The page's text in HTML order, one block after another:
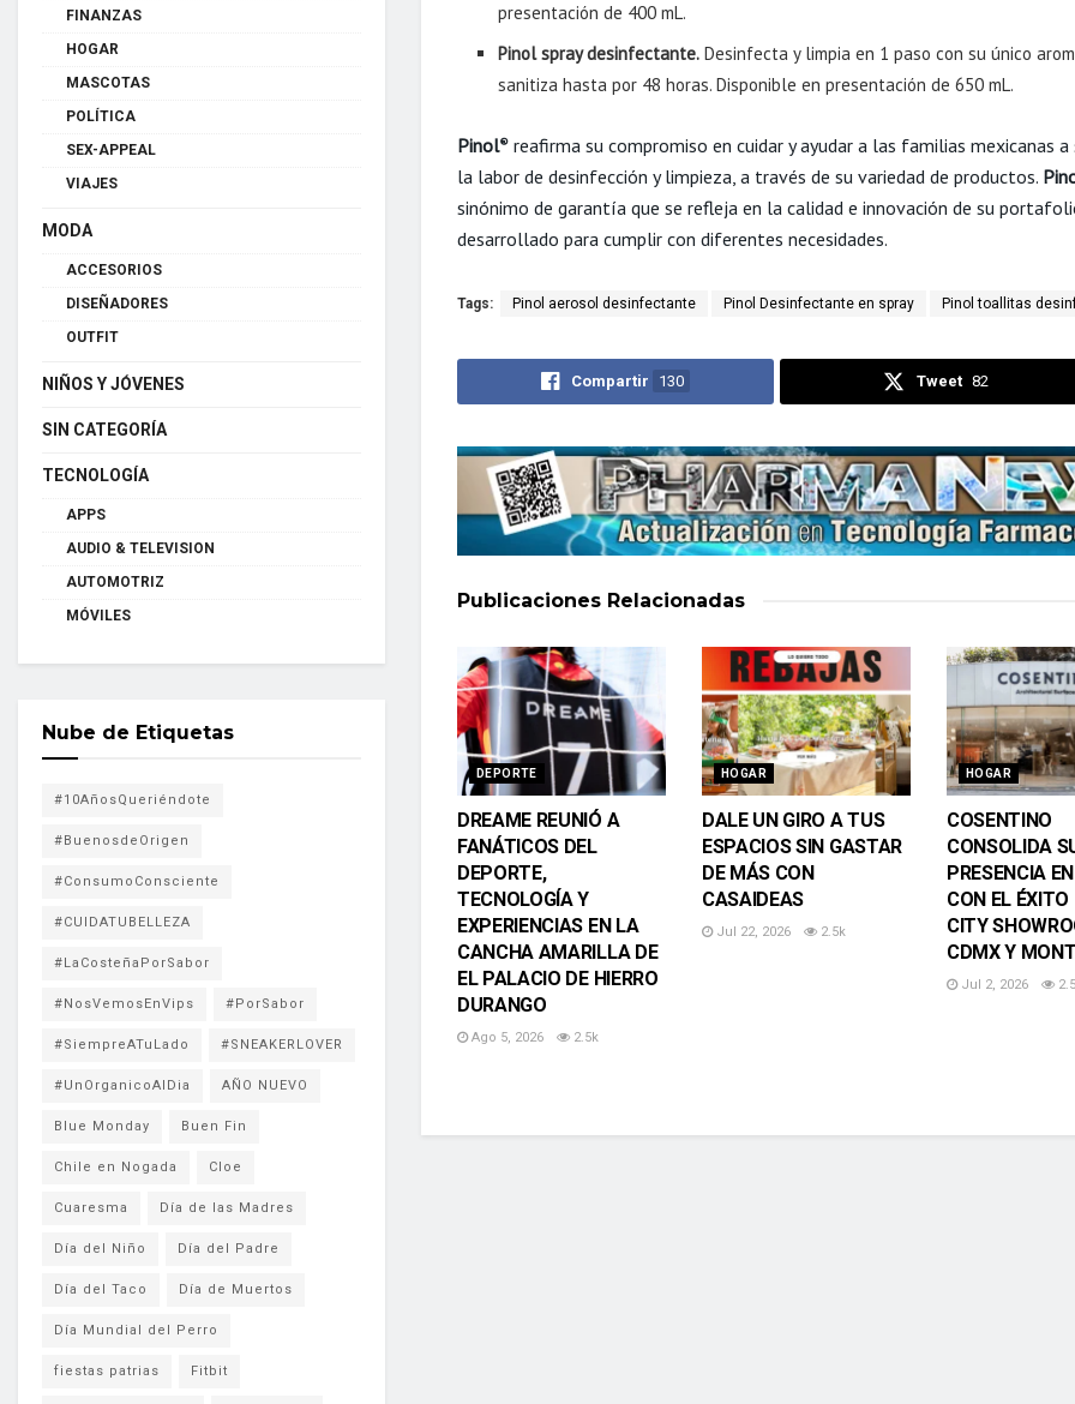
presentación de 400 mL.
Pinol spray desinfectante. Desinfecta y limpia en 1 paso con su único
sanitiza hasta por 48 horas. Disponible en presentación de 650 mL.
Pinol® reafirma su compromiso en cuidar y ayudar a las familias mexicanas
la labor de desinfección y limpieza, a través de su variedad de productos.
sinónimo de garantía que se refleja en la calidad e innovación de su
desarrollado para cumplir con diferentes necesidades.
Tags: Pinol aerosol desinfectante Pinol Desinfectante en spray Pinol toallitas
Compartir 130 Tweet 82
Publicaciones Relacionadas
DEPORTE
DREAME REUNIÓ A
FANÁTICOS DEL
DEPORTE,
TECNOLOGÍA Y
EXPERIENCIAS EN LA
CANCHA AMARILLA DE
EL PALACIO DE HIERRO
DURANGO
Ago 5, 2026 2.5k
HOGAR
DALE UN GIRO A TUS
ESPACIOS SIN GASTAR
DE MÁS CON
CASAIDEAS
Jul 22, 2026 2.5k
HOGAR
COSENTINO
CONSOLIDA
PRESENCIA
CON EL ÉXITO
CITY
CDMX Y
Jul 2, 2026
FINANZAS
HOGAR
MASCOTAS
POLÍTICA
SEX-APPEAL
VIAJES
MODA
ACCESORIOS
DISEÑADORES
OUTFIT
NIÑOS Y JÓVENES
SIN CATEGORÍA
TECNOLOGÍA
APPS
AUDIO & TELEVISION
AUTOMOTRIZ
MÓVILES
Nube de Etiquetas
#10AñosQueriéndote
#BuenosdeOrigen
#ConsumoConsciente
#CUIDATUBELLEZA
#LaCosteñaPorSabor
#NosVemosEnVips #PorSabor
#SiempreATuLado #SNEAKERLOVER
#UnOrganicoAlDia AÑO NUEVO
Blue Monday Buen Fin
Chile en Nogada Cloe
Cuaresma Día de las Madres
Día del Niño Día del Padre
Día del Taco Día de Muertos
Día Mundial del Perro
fiestas patrias Fitbit